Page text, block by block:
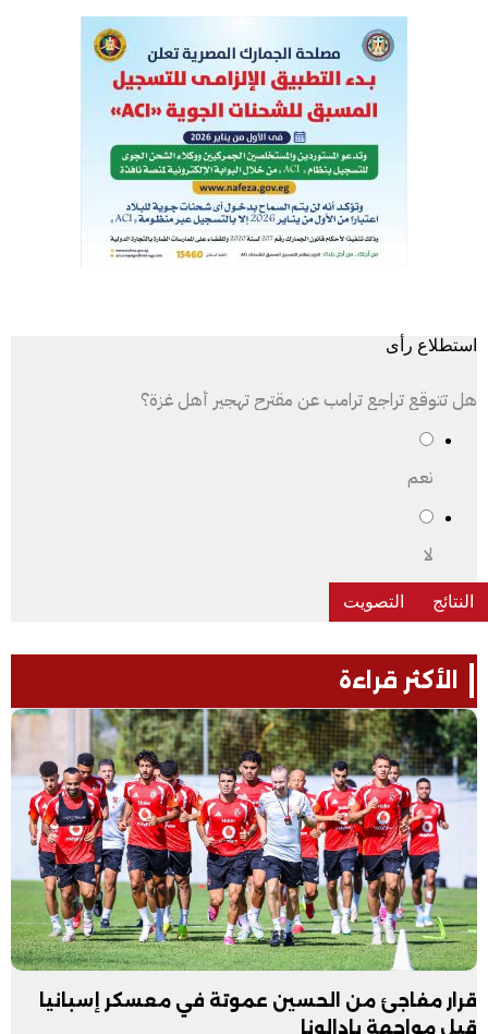
استطلاع رأى
هل تتوقع تراجع ترامب عن مقترح تهجير أهل غزة؟
نعم
لا
الأكثر قراءة
قرار مفاجئ من الحسين عموتة في معسكر إسبانيا
قبل مواجهة بادالونا